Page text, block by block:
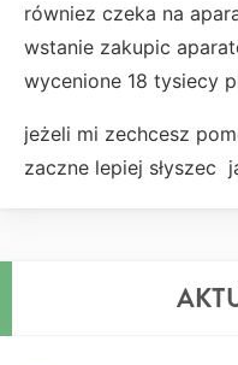
równiez czeka na
wstanie zakupic
wycenione 18 tysiecy
jeżeli mi zechcesz
zaczne lepiej słyszec